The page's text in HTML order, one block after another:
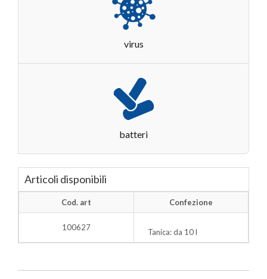
virus
batteri
Articoli disponibili
Cod. art Confezione
100627 Tanica: da 10 l